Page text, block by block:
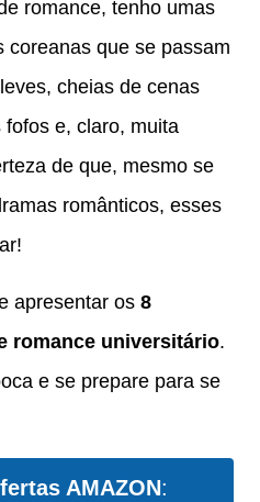
romance, tenho umas
coreanas que se passam
cheias de cenas
e, claro, muita
de que, mesmo se
românticos, esses
apresentar os 8
romance universitário.
e se prepare para se
AMAZON: